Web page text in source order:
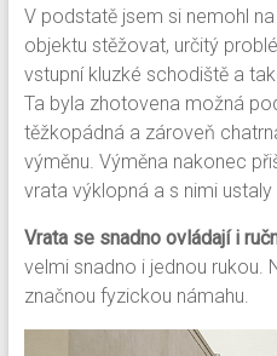
V podstatě jsem si nemohl
objektu stěžovat, určitý
vstupní kluzké schodiště a
Ta byla zhotovena možná
těžkopádná a zároveň
výměnu. Výměna nakonec
vrata výklopná a s nimi
Vrata se snadno ovládají i
velmi snadno i jednou rukou.
značnou fyzickou námahu.